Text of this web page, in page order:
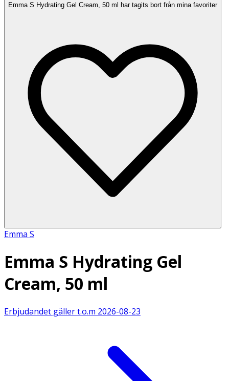
Emma S Hydrating Gel Cream, 50 ml har tagits bort från mina favoriter
Emma S
Emma S Hydrating Gel
Cream, 50 ml
Erbjudandet gäller t.o.m 2026-08-23